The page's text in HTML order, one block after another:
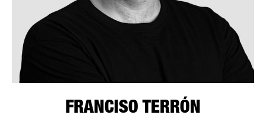
FRANCISO TERRÓN